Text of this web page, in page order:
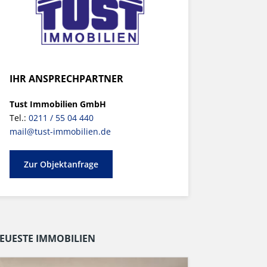
IHR ANSPRECHPARTNER
Tust Immobilien GmbH
Tel.: 0211 / 55 04 440
mail@tust-immobilien.de
Zur Objektanfrage
IMMOBILIEN